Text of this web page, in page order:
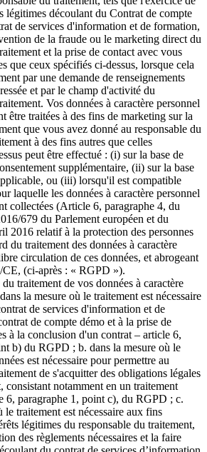
légitimes découlant du Contrat de compte
de services d'information et de formation,
de la fraude ou le marketing direct du
et la prise de contact avec vous
que ceux spécifiés ci-dessus, lorsque cela
par une demande de renseignements
et par le champ d'activité du
Vos données à caractère personnel
être traitées à des fins de marketing sur la
que vous avez donné au responsable du
à des fins autres que celles
peut être effectué : (i) sur la base de
supplémentaire, (ii) sur la base
ou (iii) lorsqu'il est compatible
laquelle les données à caractère personnel
collectées (Article 6, paragraphe 4, du
679 du Parlement européen et du
2016 relatif à la protection des personnes
du traitement des données à caractère
circulation de ces données, et abrogeant
(ci-après : « RGPD »).
traitement de vos données à caractère
la mesure où le traitement est nécessaire
de services d'information et de
de compte démo et à la prise de
à la conclusion d'un contrat – article 6,
b) du RGPD ; b. dans la mesure où le
est nécessaire pour permettre au
de s'acquitter des obligations légales
notamment en un traitement
6, paragraphe 1, point c), du RGPD ; c.
le traitement est nécessaire aux fins
légitimes du responsable du traitement,
des règlements nécessaires et la faire